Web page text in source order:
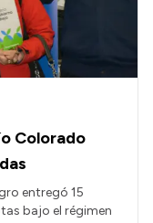
Colorado
entregó 15
bajo el régimen